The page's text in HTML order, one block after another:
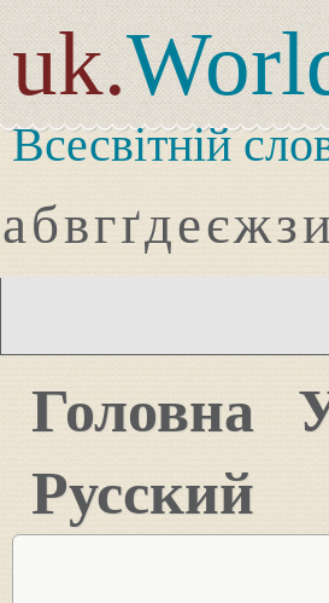
uk.
Всесвітній
абвгґдеєжзи
Головна
Русский